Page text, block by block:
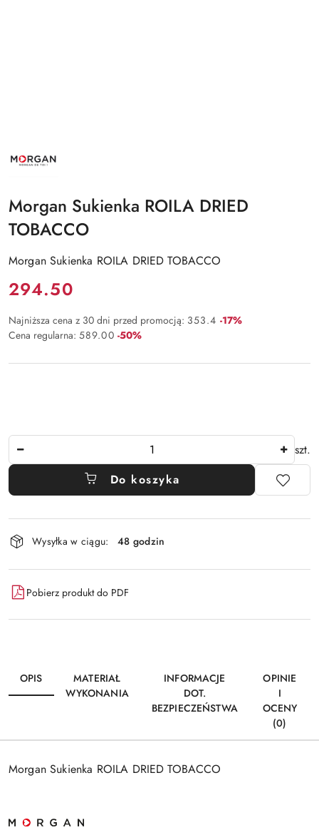
PRODUCENTA:
MORGAN
Morgan Sukienka ROILA DRIED
TOBACCO
Morgan Sukienka ROILA DRIED TOBACCO
Cena:
294.50
Najniższa cena z 30 dni przed promocją: 353.4 Rabat:
-17%
Cena regularna: 589.00 Rabat:
-50%
szt.
Do koszyka
Dostępność
i
dostawa
Wysyłka w ciągu: 48 godzin
Pobierz produkt do PDF
OPIS
MATERIAŁ
WYKONANIA
INFORMACJE
DOT.
BEZPIECZEŃSTWA
OPINIE
I
OCENY
(0)
Morgan Sukienka ROILA DRIED TOBACCO